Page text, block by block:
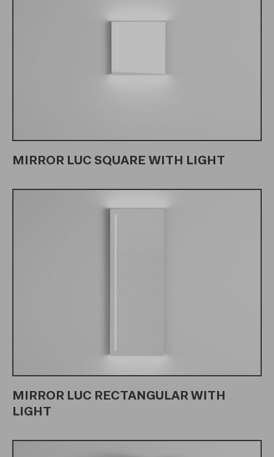
MIRROR LUC SQUARE WITH LIGHT
MIRROR LUC RECTANGULAR WITH
LIGHT